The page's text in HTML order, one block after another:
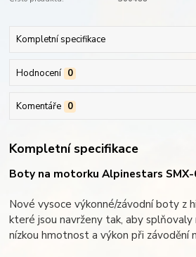
Kompletní specifikace
Hodnocení 0
Komentáře 0
Kompletní specifikace
Boty na motorku Alpinestars SMX-
Nové vysoce výkonné/závodní boty z
které jsou navrženy tak, aby splňovaly
nízkou hmotnost a výkon při závodění